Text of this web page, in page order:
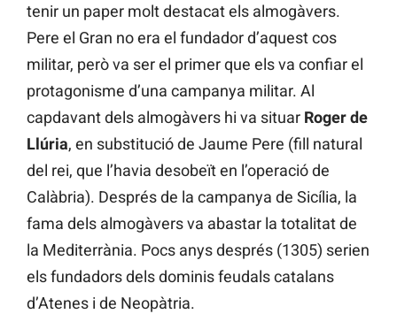
tenir un paper molt destacat els almogàvers.
Pere el Gran no era el fundador d’aquest cos
militar, però va ser el primer que els va confiar el
protagonisme d’una campanya militar. Al
capdavant dels almogàvers hi va situar Roger de
Llúria, en substitució de Jaume Pere (fill natural
del rei, que l’havia desobeït en l’operació de
Calàbria). Després de la campanya de Sicília, la
fama dels almogàvers va abastar la totalitat de
la Mediterrània. Pocs anys després (1305) serien
els fundadors dels dominis feudals catalans
d’Atenes i de Neopàtria.